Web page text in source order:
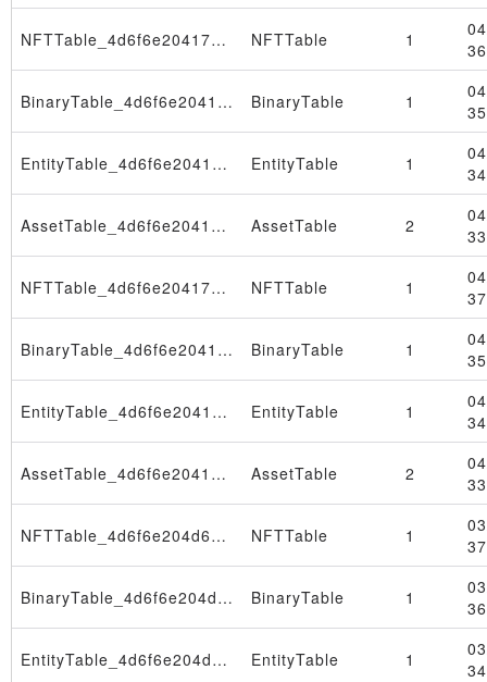
NFTTable_4d6f6e204170722031332030393a33323a3539205453542032303236 NFTTable 1
BinaryTable_4d6f6e204170722031332030393a33323a3539205453542032303236 BinaryTable 1
EntityTable_4d6f6e204170722031332030393a33323a3539205453542032303236 EntityTable 1
AssetTable_4d6f6e204170722031332030393a33323a3539205453542032303236 AssetTable 2
NFTTable_4d6f6e204170722020362030393a33333a3232205453542032303236 NFTTable 1
BinaryTable_4d6f6e204170722020362030393a33333a3232205453542032303236 BinaryTable 1
EntityTable_4d6f6e204170722020362030393a33333a3232205453542032303236 EntityTable 1
AssetTable_4d6f6e204170722020362030393a33333a3232205453542032303236 AssetTable 2
NFTTable_4d6f6e204d61722033302030393a33333a3236205453542032303236 NFTTable 1
BinaryTable_4d6f6e204d61722033302030393a33333a3236205453542032303236 BinaryTable 1
EntityTable_4d6f6e204d61722033302030393a33333a3236205453542032303236 EntityTable 1